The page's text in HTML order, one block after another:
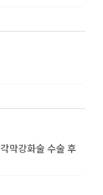
막강화술 수술 후